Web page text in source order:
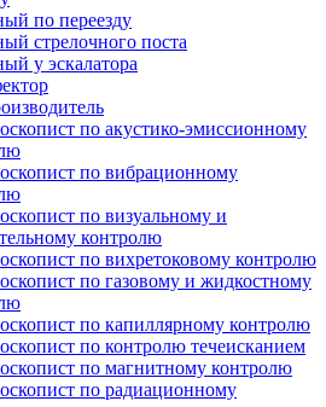
по переезду
стрелочного поста
у эскалатора
по акустико-эмиссионному
по вибрационному
по визуальному и
контролю
по вихретоковому контролю
по газовому и жидкостному
по капиллярному контролю
по контролю течеисканием
по магнитному контролю
по радиационному